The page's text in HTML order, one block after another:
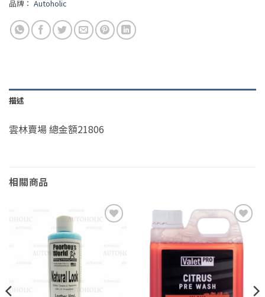
品牌： Autoholic
描述
雲林賣場 總金額21806
相關商品
Add to
wishlist